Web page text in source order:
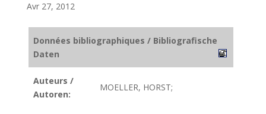
Avr 27, 2012
Données bibliographiques / Bibliografische
Daten
Auteurs /
Autoren:
MOELLER, HORST;